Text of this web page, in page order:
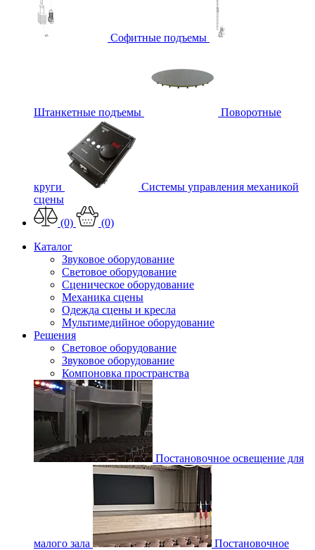
Софитные подъемы
Штанкетные подъемы Поворотные
круги
Системы управления механикой
сцены
(0)
(0)
Каталог
Звуковое оборудование
Световое оборудование
Сценическое оборудование
Механика сцены
Одежда сцены и кресла
Мультимедийное оборудование
Решения
Световое оборудование
Звуковое оборудование
Компоновка пространства
Постановочное освещение для
малого зала Постановочное